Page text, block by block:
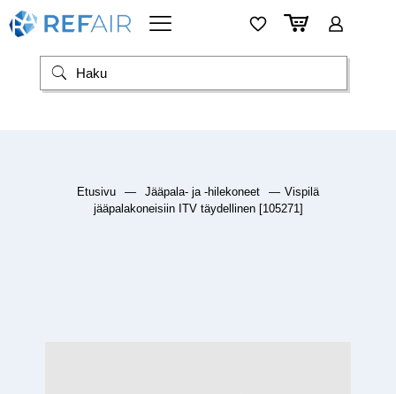
Etusivu — Jääpala- ja -hilekoneet — Vispilä
jääpalakoneisiin ITV täydellinen [105271]